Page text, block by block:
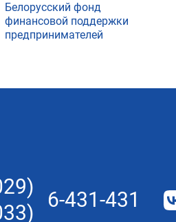
Белорусский фонд
финансовой поддержки
предпринимателей
6-431-431